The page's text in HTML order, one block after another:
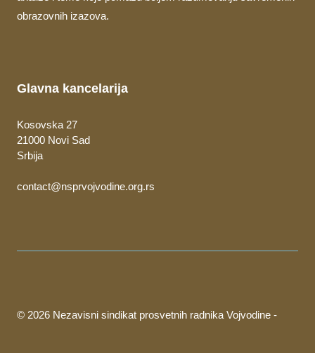
obrazovnih izazova.
Glavna kancelarija
Kosovska 27
21000 Novi Sad
Srbija
contact@nsprvojvodine.org.rs
© 2026 Nezavisni sindikat prosvetnih radnika Vojvodine -